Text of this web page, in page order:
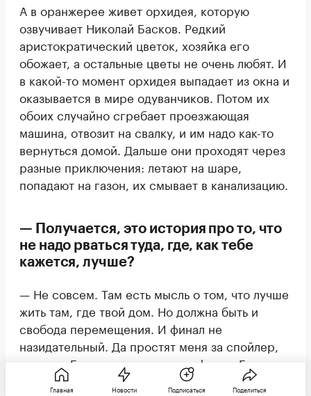
А в оранжерее живет орхидея, которую
озвучивает Николай Басков. Редкий
аристократический цветок, хозяйка его
обожает, а остальные цветы не очень любят. И
в какой-то момент орхидея выпадает из окна и
оказывается в мире одуванчиков. Потом их
обоих случайно сгребает проезжающая
машина, отвозит на свалку, и им надо как-то
вернуться домой. Дальше они проходят через
разные приключения: летают на шаре,
попадают на газон, их смывает в канализацию.
— Получается, это история про то, что
не надо рваться туда, где, как тебе
кажется, лучше?
— Не совсем. Там есть мысль о том, что лучше
жить там, где твой дом. Но должна быть и
свобода перемещения. И финал не
назидательный. Да простят меня за спойлер,
но там у Бориса есть хорошая фраза. Ему
говорят: «Ну что, теперь ты понял — где
Главная Новости Подписаться Поделиться